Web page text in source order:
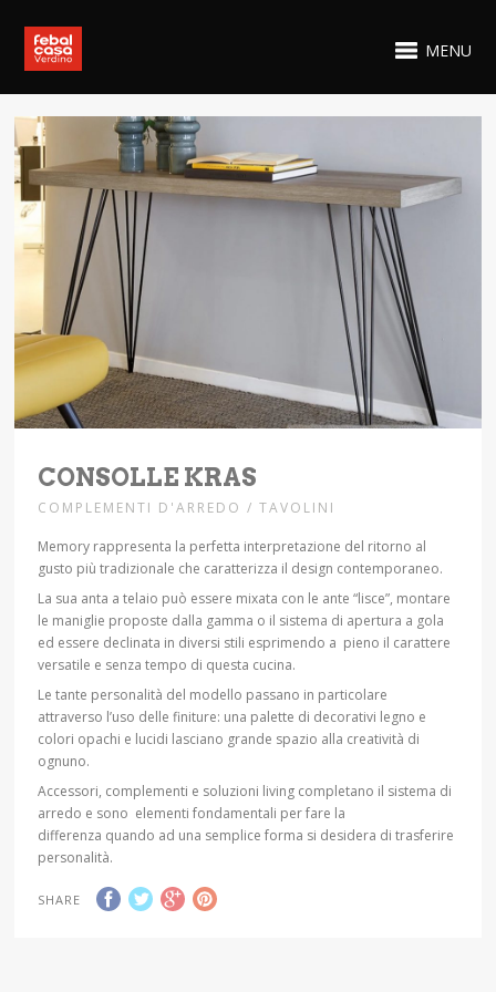
MENU
CONSOLLE KRAS
COMPLEMENTI D'ARREDO / TAVOLINI
Memory rappresenta la perfetta interpretazione del ritorno al
gusto più tradizionale che caratterizza il design contemporaneo.
La sua anta a telaio può essere mixata con le ante “lisce”, montare
le maniglie proposte dalla gamma o il sistema di apertura a gola
ed essere declinata in diversi stili esprimendo a pieno il carattere
versatile e senza tempo di questa cucina.
Le tante personalità del modello passano in particolare
attraverso l’uso delle finiture: una palette di decorativi legno e
colori opachi e lucidi lasciano grande spazio alla creatività di
ognuno.
Accessori, complementi e soluzioni living completano il sistema di
arredo e sono elementi fondamentali per fare la
differenza quando ad una semplice forma si desidera di trasferire
personalità.
SHARE